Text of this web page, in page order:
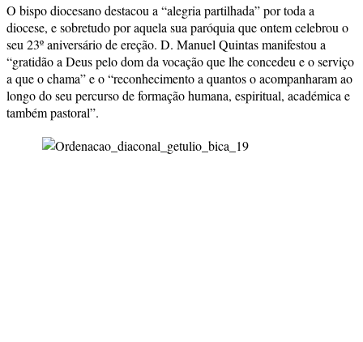
O bispo diocesano destacou a “alegria partilhada” por toda a
diocese, e sobretudo por aquela sua paróquia que ontem celebrou o
seu 23º aniversário de ereção. D. Manuel Quintas manifestou a
“gratidão a Deus pelo dom da vocação que lhe concedeu e o serviço
a que o chama” e o “reconhecimento a quantos o acompanharam ao
longo do seu percurso de formação humana, espiritual, académica e
também pastoral”.